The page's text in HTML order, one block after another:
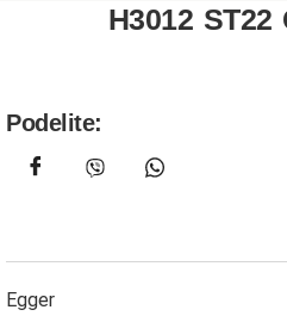
H3012
Podelite:
Egger